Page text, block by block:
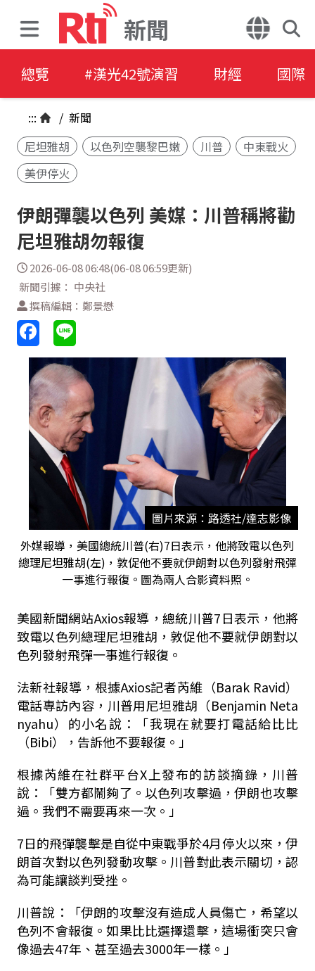
新聞
總覽 #漢光42號演習 財經 國際
::: / 新聞
尼坦雅胡
以色列空襲黎巴嫩 川普
中東戰火
美伊停火
伊朗彈襲以色列 美媒：川普稱將勸
尼坦雅胡勿報復
2026-06-08 06:48(06-08 06:59更新)
新聞引據： 中央社
撰稿編輯：鄭景懋
圖片來源：路透社/達志影像
外媒報導，美國總統川普(右)7日表示，他將致電以色列
總理尼坦雅胡(左)，敦促他不要就伊朗對以色列發射飛彈
一事進行報復。圖為兩人合影資料照。
美國新聞網站Axios報導，總統川普7日表示，他將
致電以色列總理尼坦雅胡，敦促他不要就伊朗對以
色列發射飛彈一事進行報復。
法新社報導，根據Axios記者芮維（Barak Ravid）
電話專訪內容，川普用尼坦雅胡（Benjamin Neta
nyahu）的小名說：「我現在就要打電話給比比
（Bibi），告訴他不要報復。」
根據芮維在社群平台X上發布的訪談摘錄，川普
說：「雙方都鬧夠了。以色列攻擊過，伊朗也攻擊
過。我們不需要再來一次。」
7日的飛彈襲擊是自從中東戰爭於4月停火以來，伊
朗首次對以色列發動攻擊。川普對此表示關切，認
為可能讓談判受挫。
川普說：「伊朗的攻擊沒有造成人員傷亡，希望以
色列不會報復。如果比比選擇還擊，這場衝突只會
像過去47年、甚至過去3000年一樣。」